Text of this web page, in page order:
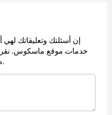
إن أسئلتك وتعليقاتك لهي
خدمات موقع ماسكوس. نقرأ
طلبكم في أسرع وقت ممكن.